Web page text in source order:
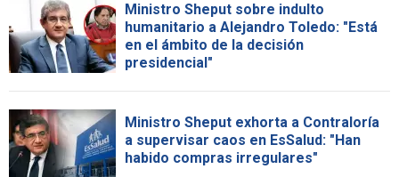
Ministro Sheput sobre indulto
humanitario a Alejandro Toledo: "Está
en el ámbito de la decisión
presidencial"
Ministro Sheput exhorta a Contraloría
a supervisar caos en EsSalud: "Han
habido compras irregulares"